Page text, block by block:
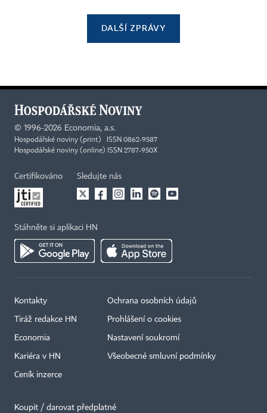
DALŠÍ ZPRÁVY
© 1996-2026 Economia, a.s.
Hospodářské noviny (print) ISSN 0862-9587
Hospodářské noviny (online) ISSN 2787-950X
Certifikováno Sledujte nás
Stáhněte si aplikaci HN
Kontakty
Tiráž redakce HN
Economia
Kariéra v HN
Ceník inzerce
Ochrana osobních údajů
Prohlášení o cookies
Nastavení soukromí
Všeobecné smluvní podmínky
Koupit / darovat předplatné